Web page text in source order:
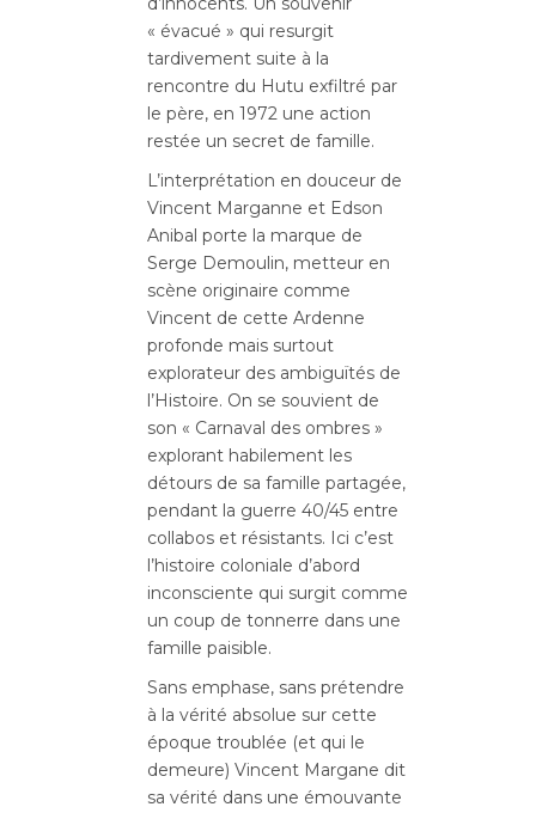
« évacué » qui resurgit
tardivement suite à la
rencontre du Hutu exfiltré par
le père, en 1972 une action
restée un secret de famille.
L’interprétation en douceur de
Vincent Marganne et Edson
Anibal porte la marque de
Serge Demoulin, metteur en
scène originaire comme
Vincent de cette Ardenne
profonde mais surtout
explorateur des ambiguïtés de
l’Histoire. On se souvient de
son « Carnaval des ombres »
explorant habilement les
détours de sa famille partagée,
pendant la guerre 40/45 entre
collabos et résistants. Ici c’est
l’histoire coloniale d’abord
inconsciente qui surgit comme
un coup de tonnerre dans une
famille paisible.
Sans emphase, sans prétendre
à la vérité absolue sur cette
époque troublée (et qui le
demeure) Vincent Margane dit
sa vérité dans une émouvante